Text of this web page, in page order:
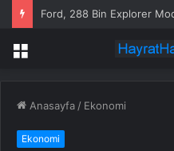
Menü
Anasayfa / Ekonomi
Ekonomi